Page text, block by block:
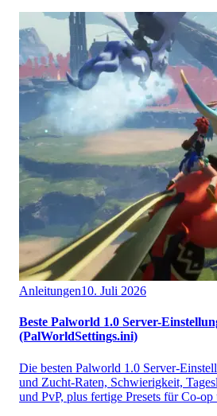
Anleitungen10. Juli 2026
Beste Palworld 1.0 Server-
(PalWorldSettings.ini)
Die besten Palworld 1.0 Server-
und Zucht-Raten, Schwierigkeit,
und PvP, plus fertige Presets für Co-